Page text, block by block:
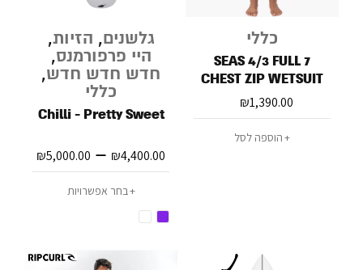
כללי
7 SEAS 4/3 FULL
CHEST ZIP WETSUIT
₪1,390.00
הוספה לסל
גלשנים, הזיות,
היי פרפורמנס,
חדש חדש חדש,
כללי
Chilli - Pretty Sweet
₪4,400.00
–
₪5,000.00
בחר אפשרויות